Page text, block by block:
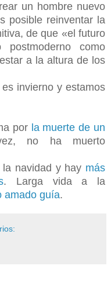
un hombre nuevo
posible reinventar la
de que «el futuro
postmoderno como
a la altura de los
invierno y estamos
por la muerte de un
no ha muerto
navidad y hay más
. Larga vida a la
amado guía.